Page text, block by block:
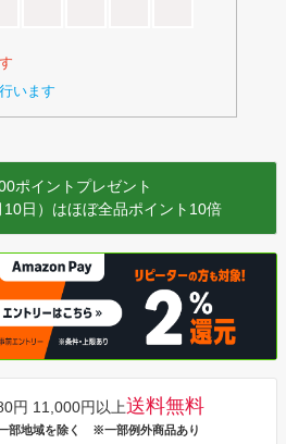
います
ポイントプレゼント
日）はほぼ全品ポイント10倍
円 11,000円以上送料無料
部地域を除く ※一部例外商品あり